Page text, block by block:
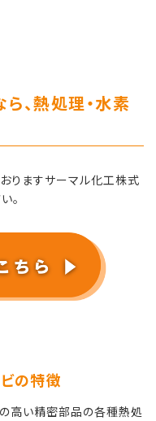
、熱処理・水素
りますサーマル化工株式
。
の特徴
高い精密部品の各種熱処